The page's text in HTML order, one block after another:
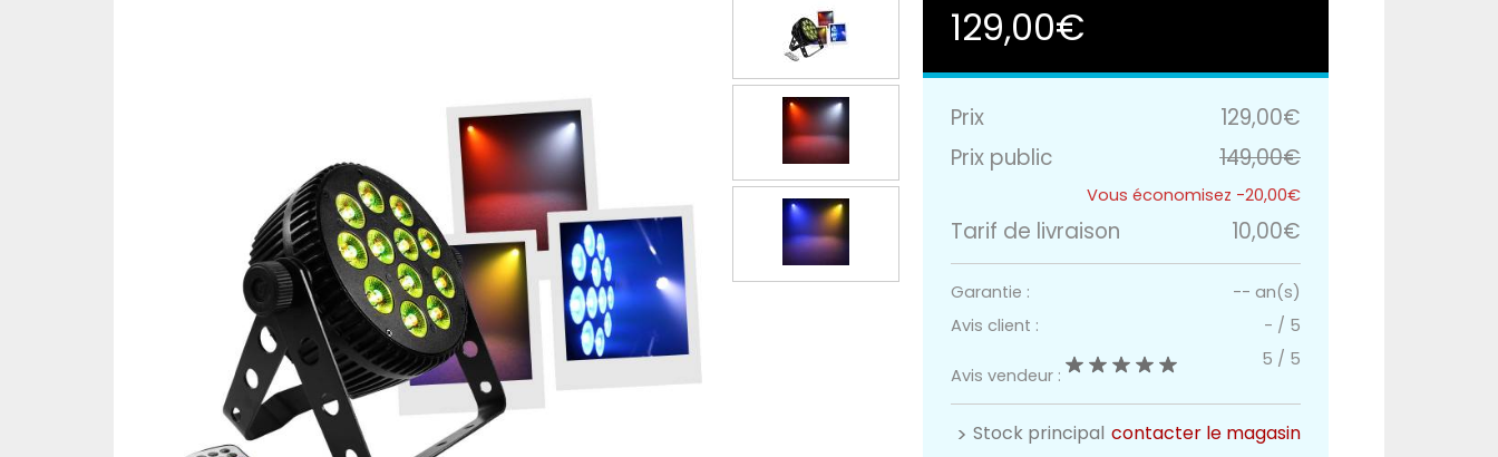
129,00€
Prix
129,00€
Prix public
149,00€
-20,00€
Tarif de livraison 10,00€
Garantie :
-- an(s)
Avis client :
- / 5
Avis vendeur :
5 / 5
Stock principal contacter le magasin